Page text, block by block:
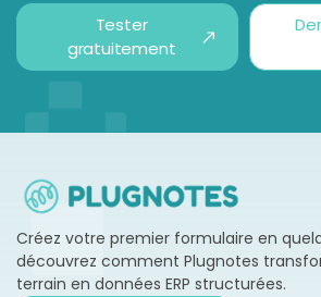
Tester
gratuitement
Créez votre premier formulaire en
découvrez comment Plugnotes
terrain en données ERP structurées.